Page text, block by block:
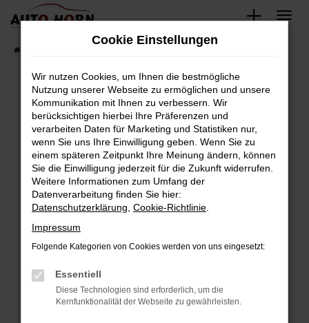
Zum
springen
Fahrzeugbestand
Fehler: Network Error
Beim Laden ist ein Fehler aufgetreten.
Hier sind ein paar Tipps, die dir helfen können:
Überprüfe deine Firewall und deine
Internetverbindung.
Laden andere Webseiten, zum Beispiel deine
Suchmaschine?
Prüfe deine Browsererweiterungen.
können das Laden bestimmter Seiten
verhindern. Funktioniert die Seite in einem
anderen Browser oder in einem privaten
Cookie Einstellungen
Wir nutzen Cookies, um Ihnen die bestmögliche
Nutzung unserer Webseite zu ermöglichen und unsere
Kommunikation mit Ihnen zu verbessern. Wir
berücksichtigen hierbei Ihre Präferenzen und
verarbeiten Daten für Marketing und Statistiken nur,
wenn Sie uns Ihre Einwilligung geben. Wenn Sie zu
einem späteren Zeitpunkt Ihre Meinung ändern, können
Sie die Einwilligung jederzeit für die Zukunft widerrufen.
Weitere Informationen zum Umfang der
Datenverarbeitung finden Sie hier:
Datenschutzerklärung Cookie-Richtlinie
Impressum
Folgende Kategorien von Cookies werden von uns eingesetzt:
Essentiell
Diese Technologien sind erforderlich, um die
Kernfunktionalität der Webseite zu gewährleisten.